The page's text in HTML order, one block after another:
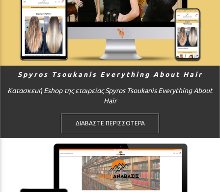
Spyros Tsoukanis Everything About Hair
Κατασκευή Eshop της εταιρείας Spyros Tsoukanis Everything About
Hair
ΔΙΑΒΑΣΤΕ ΠΕΡΙΣΣΟΤΕΡΑ